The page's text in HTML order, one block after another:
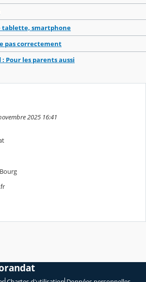
tablette, smartphone
pas correctement
Pour les parents aussi
2025 16:41